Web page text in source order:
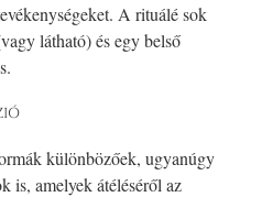
A rituálé sok
látható) és egy belső
különbözőek, ugyanúgy
is, amelyek átéléséről az